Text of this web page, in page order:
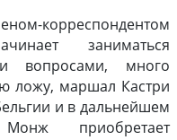
корреспондентом
заниматься
вопросами, много
ложу, маршал Кастри
и в дальнейшем
Монж приобретает